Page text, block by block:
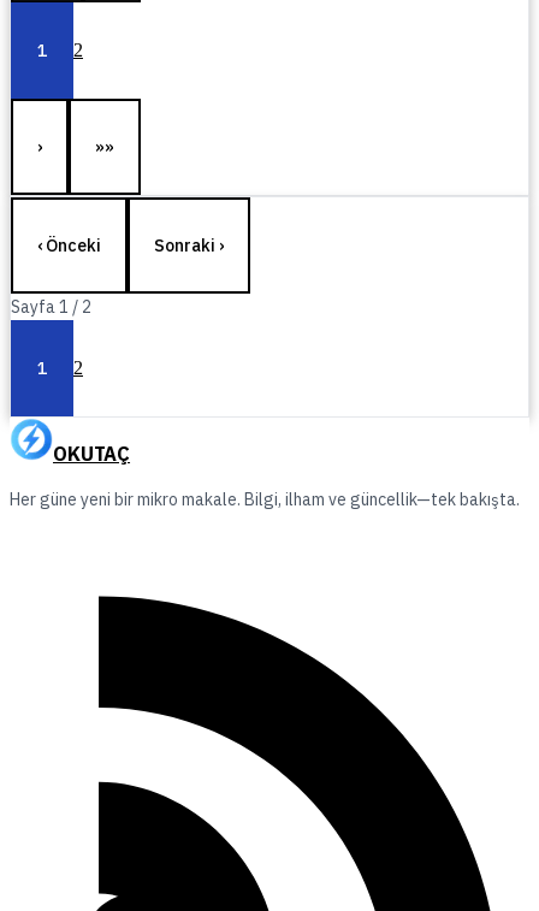
1 2
› »»
‹ Önceki Sonraki ›
Sayfa1 / 2
1 2
OKUTAÇ
Her güne yeni bir mikro makale. Bilgi, ilham ve güncellik—tek bakışta.